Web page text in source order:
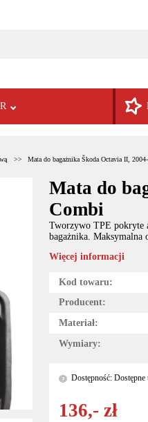
Mata do bagażnika Škoda Octavia II,
Mata do
Combi
Tworzywo TPE pokryte
bagażnika. Maksymalna
Więcej informacji
Kod towaru:
Producent:
Materiał:
Wymiary:
? Dostępność:
136,- zł